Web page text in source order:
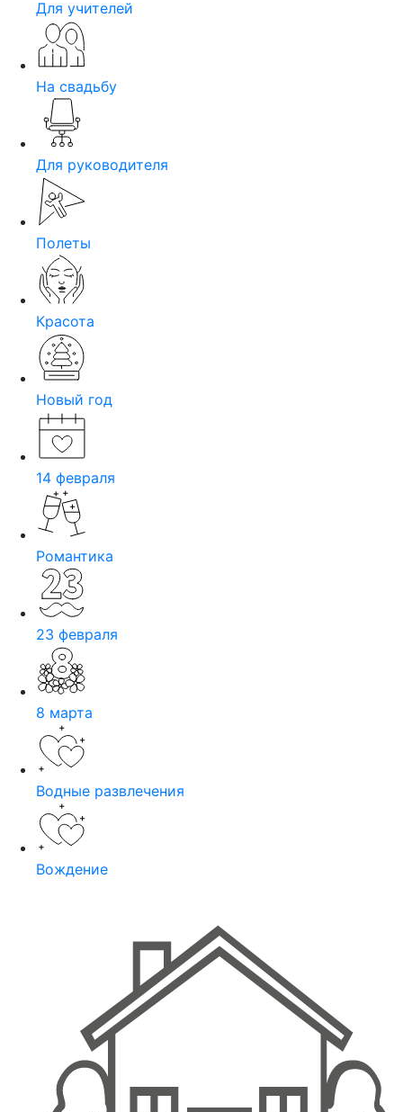
Для учителей
На свадьбу
Для руководителя
Полеты
Красота
Новый год
14 февраля
Романтика
23 февраля
8 марта
Водные развлечения
Вождение